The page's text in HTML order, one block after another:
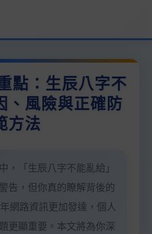
點：生辰八字不
、風險與正確防
方法
，「生辰八字不能亂給」
告，但你真的瞭解背後的
網路資訊更加發達，個人
更顯重要。本文將為你深